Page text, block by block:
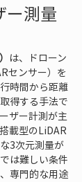
ー測量
は、ドローン
センサー）を
時間から距離
得する手法で
ザー計測が主
載型のLiDAR
3次元測量が
は難しい条件
専門的な用途